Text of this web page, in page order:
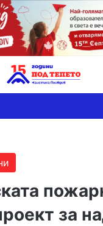
за